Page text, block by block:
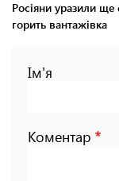
Росіяни уразили ще
горить вантажівка
Ім'я
Коментар